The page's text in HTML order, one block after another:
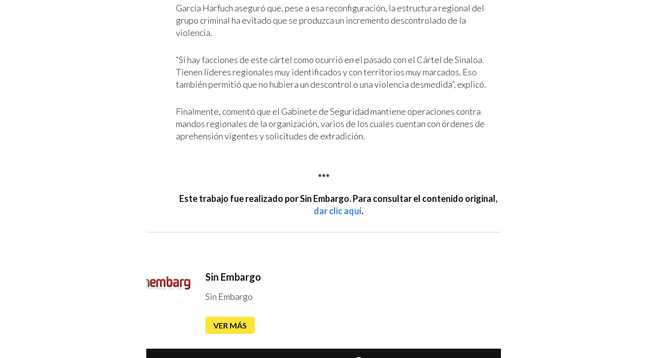
García Harfuch aseguró que, pese a esa reconfiguración, la estructura regional del
grupo criminal ha evitado que se produzca un incremento descontrolado de la
violencia.
“Sí hay facciones de este cártel como ocurrió en el pasado con el Cártel de Sinaloa.
Tienen líderes regionales muy identificados y con territorios muy marcados. Eso
también permitió que no hubiera un descontrol o una violencia desmedida”, explicó.
Finalmente, comentó que el Gabinete de Seguridad mantiene operaciones contra
mandos regionales de la organización, varios de los cuales cuentan con órdenes de
aprehensión vigentes y solicitudes de extradición.
***
Este trabajo fue realizado por Sin Embargo. Para consultar el contenido original,
dar clic aquí.
Sin Embargo
Sin Embargo
VER MÁS